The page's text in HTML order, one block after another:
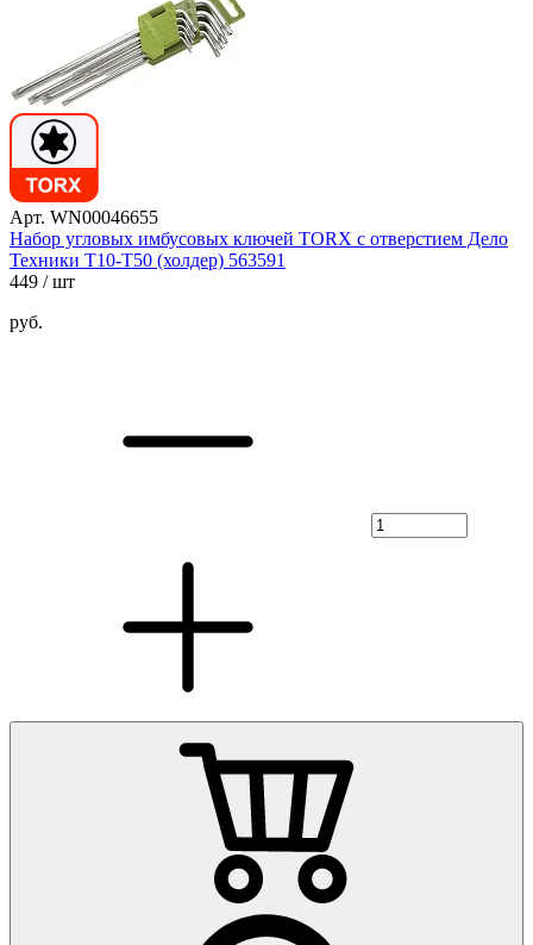
Арт. WN00046655
Набор угловых имбусовых ключей TORX с отверстием Дело
Техники T10-T50 (холдер) 563591
449 / шт
руб.